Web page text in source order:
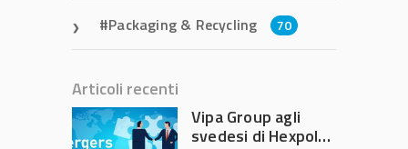
Packaging & Recycling 70
Articoli recenti
Vipa Group agli
svedesi di Hexpol